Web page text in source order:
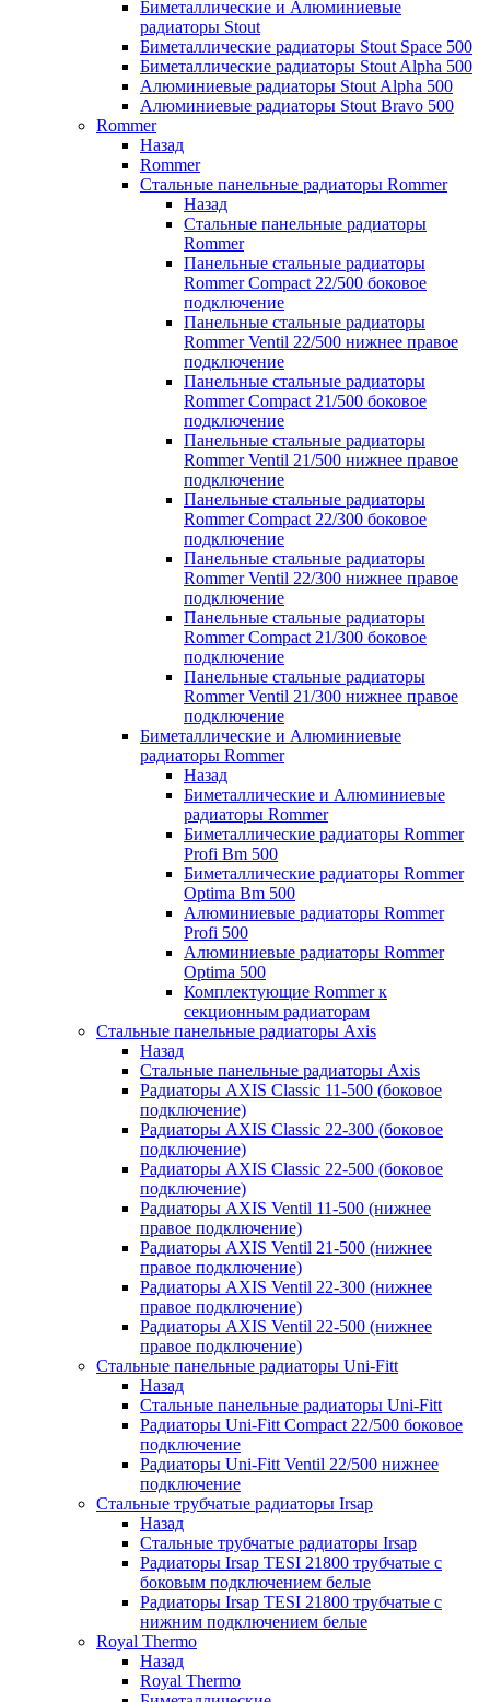
Биметаллические и Алюминиевые
радиаторы Stout
Биметаллические радиаторы Stout Space 500
Биметаллические радиаторы Stout Alpha 500
Алюминиевые радиаторы Stout Alpha 500
Алюминиевые радиаторы Stout Bravo 500
Rommer
Назад
Rommer
Стальные панельные радиаторы Rommer
Назад
Стальные панельные радиаторы
Rommer
Панельные стальные радиаторы
Rommer Compact 22/500 боковое
подключение
Панельные стальные радиаторы
Rommer Ventil 22/500 нижнее правое
подключение
Панельные стальные радиаторы
Rommer Compact 21/500 боковое
подключение
Панельные стальные радиаторы
Rommer Ventil 21/500 нижнее правое
подключение
Панельные стальные радиаторы
Rommer Compact 22/300 боковое
подключение
Панельные стальные радиаторы
Rommer Ventil 22/300 нижнее правое
подключение
Панельные стальные радиаторы
Rommer Compact 21/300 боковое
подключение
Панельные стальные радиаторы
Rommer Ventil 21/300 нижнее правое
подключение
Биметаллические и Алюминиевые
радиаторы Rommer
Назад
Биметаллические и Алюминиевые
радиаторы Rommer
Биметаллические радиаторы Rommer
Profi Bm 500
Биметаллические радиаторы Rommer
Optima Bm 500
Алюминиевые радиаторы Rommer
Profi 500
Алюминиевые радиаторы Rommer
Optima 500
Комплектующие Rommer к
секционным радиаторам
Стальные панельные радиаторы Axis
Назад
Стальные панельные радиаторы Axis
Радиаторы AXIS Classic 11-500 (боковое
подключение)
Радиаторы AXIS Classic 22-300 (боковое
подключение)
Радиаторы AXIS Classic 22-500 (боковое
подключение)
Радиаторы AXIS Ventil 11-500 (нижнее
правое подключение)
Радиаторы AXIS Ventil 21-500 (нижнее
правое подключение)
Радиаторы AXIS Ventil 22-300 (нижнее
правое подключение)
Радиаторы AXIS Ventil 22-500 (нижнее
правое подключение)
Стальные панельные радиаторы Uni-Fitt
Назад
Стальные панельные радиаторы Uni-Fitt
Радиаторы Uni-Fitt Compact 22/500 боковое
подключение
Радиаторы Uni-Fitt Ventil 22/500 нижнее
подключение
Стальные трубчатые радиаторы Irsap
Назад
Стальные трубчатые радиаторы Irsap
Радиаторы Irsap TESI 21800 трубчатые с
боковым подключением белые
Радиаторы Irsap TESI 21800 трубчатые с
нижним подключением белые
Royal Thermo
Назад
Royal Thermo